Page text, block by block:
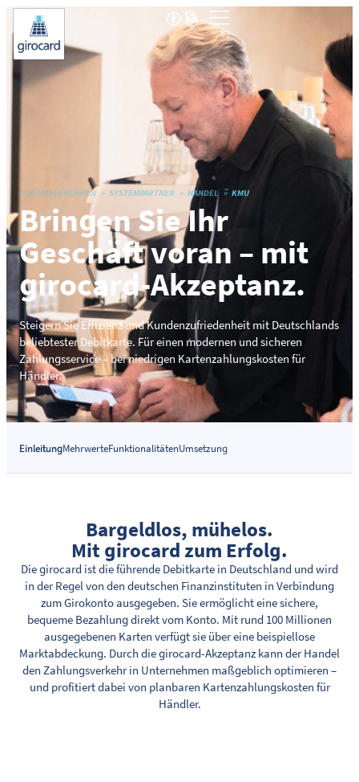
FÜR UNTERNEHMEN SYSTEMPARTNER HANDEL KMU
Bringen Sie Ihr
Geschäft voran – mit
girocard-Akzeptanz.
Steigern Sie Effizienz und Kundenzufriedenheit mit Deutschlands
beliebtester Debitkarte. Für einen modernen und sicheren
Zahlungsservice – bei niedrigen Kartenzahlungskosten für
Händler.
EinleitungMehrwerteFunktionalitätenUmsetzung
Bargeldlos, mühelos.
Mit girocard zum Erfolg.
Die girocard ist die führende Debitkarte in Deutschland und wird
in der Regel von den deutschen Finanzinstituten in Verbindung
zum Girokonto ausgegeben. Sie ermöglicht eine sichere,
bequeme Bezahlung direkt vom Konto. Mit rund 100 Millionen
ausgegebenen Karten verfügt sie über eine beispiellose
Marktabdeckung. Durch die girocard-Akzeptanz kann der Handel
den Zahlungsverkehr in Unternehmen maßgeblich optimieren –
und profitiert dabei von planbaren Kartenzahlungskosten für
Händler.